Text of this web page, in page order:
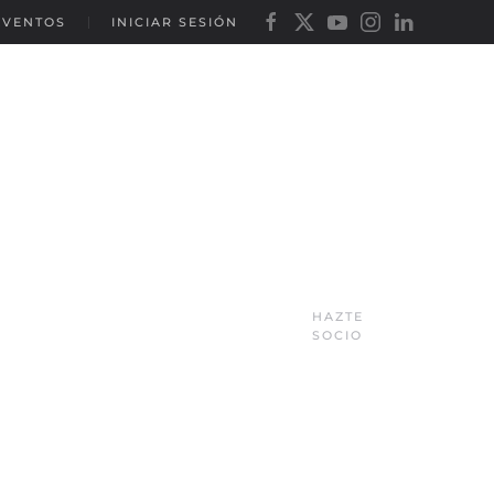
INICIAR SESIÓN
HAZTE
SOCIO